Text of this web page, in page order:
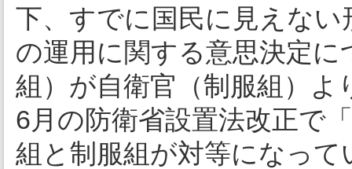
下、すでに国民に見えな
の運用に関する意思決定
組）が自衛官（制服組）
6月の防衛省設置法改正で
組と制服組が対等になっ